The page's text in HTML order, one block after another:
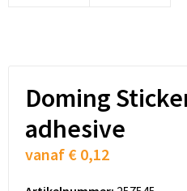
Doming
adhesive
vanaf € 0,12